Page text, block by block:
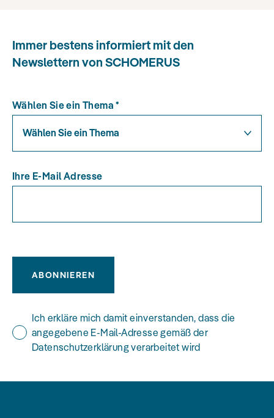
Immer bestens informiert mit den
Newslettern von SCHOMERUS
Wählen Sie ein Thema *
Wählen Sie ein Thema
Ihre E-Mail Adresse
ABONNIEREN
Ich erkläre mich damit einverstanden, dass die
angegebene E-Mail-Adresse gemäß der
Datenschutzerklärung verarbeitet wird